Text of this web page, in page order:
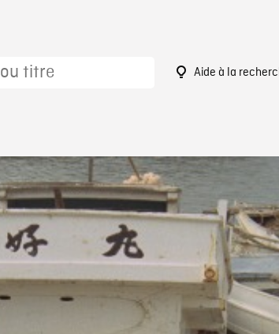
Aide à la